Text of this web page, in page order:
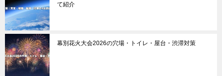
て紹介
幕別花火大会2026の穴場・トイレ・屋台・渋滞対策